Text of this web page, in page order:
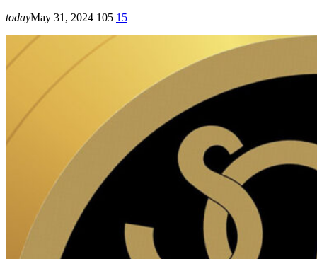
todayMay 31, 2024 105 15